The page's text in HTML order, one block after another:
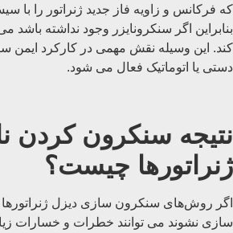
که فرکانس و زاویه فاز جدید ژنراتور را با
بنابراین اگر سنکرونایزر وجود نداشته باشد
کند. این وسیله نقش مهمی در کارکرد ایمن
دستی یا اتوماتیک فعال می شود.
نتیجه سنکرون کردن
ژنراتورها چیست؟
اگر روش‌های سنکرون‌ سازی دیزل ژنراتورها
سازی نشوند می توانند خطرات و خسارات